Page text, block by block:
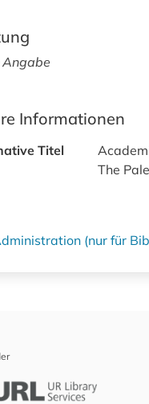
Angabe
Informationen
Titel
The
(nur für